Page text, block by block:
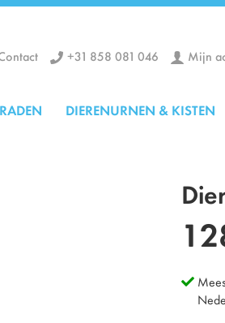
+31 858 081 046 Mijn
DIERENURNEN & KISTEN